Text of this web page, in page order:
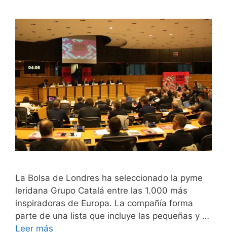
La Bolsa de Londres ha seleccionado la pyme
leridana Grupo Catalá entre las 1.000 más
inspiradoras de Europa. La compañía forma
parte de una lista que incluye las pequeñas y …
Leer más